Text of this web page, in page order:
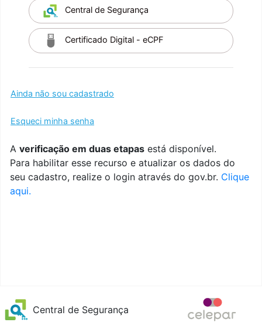
Central de Segurança
Certificado Digital - eCPF
Ainda não sou cadastrado
Esqueci minha senha
A verificação em duas etapas está disponível.
Para habilitar esse recurso e atualizar os dados do
seu cadastro, realize o login através do gov.br. Clique
aqui.
Central de Segurança